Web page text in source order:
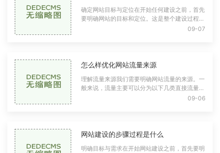
确定网站目标与定位在开始任何建设之前，首先
要明确网站的目标和定位。这是整个建设过程的
基础，能够为后续的所有决策提供方向。明确目
09-07
怎么样优化网站流量来源
理解流量来源我们需要明确网站流量的来源。一
般来说，流量主要可以分为以下几类直接流量：
用户直接输入网址或通过书签访问网站。搜索引
09-06
网站建设的步骤过程是什么
明确目标与需求在开始网站建设之前，首先要明